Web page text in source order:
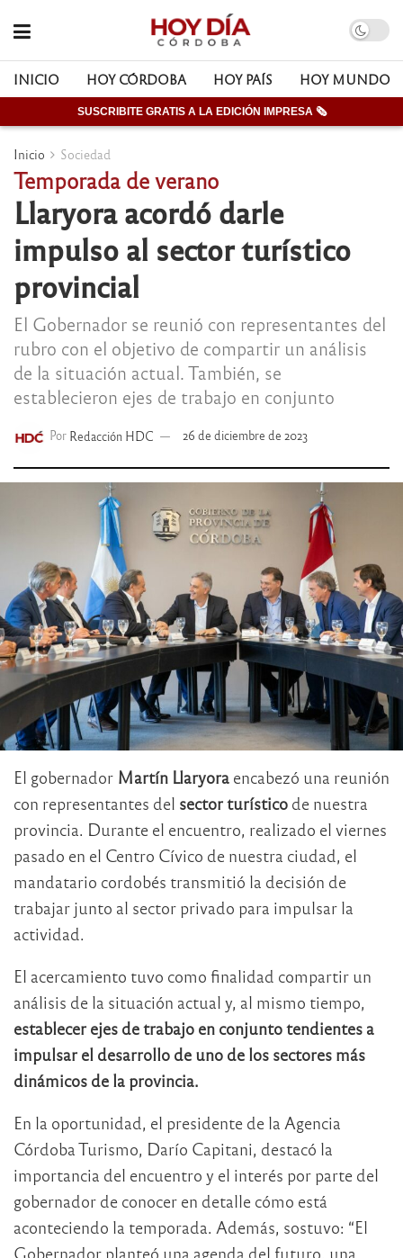
INICIO HOY CÓRDOBA HOY PAÍS HOY MUNDO
SUSCRIBITE GRATIS A LA EDICIÓN IMPRESA 🗞
Inicio Sociedad
Temporada de verano
Llaryora acordó darle
impulso al sector turístico
provincial
El Gobernador se reunió con representantes del
rubro con el objetivo de compartir un análisis
de la situación actual. También, se
establecieron ejes de trabajo en conjunto
Por Redacción HDC 26 de diciembre de 2023
El gobernador Martín Llaryora encabezó una reunión
con representantes del sector turístico de nuestra
provincia. Durante el encuentro, realizado el viernes
pasado en el Centro Cívico de nuestra ciudad, el
mandatario cordobés transmitió la decisión de
trabajar junto al sector privado para impulsar la
actividad.
El acercamiento tuvo como finalidad compartir un
análisis de la situación actual y, al mismo tiempo,
establecer ejes de trabajo en conjunto tendientes a
impulsar el desarrollo de uno de los sectores más
dinámicos de la provincia.
En la oportunidad, el presidente de la Agencia
Córdoba Turismo, Darío Capitani, destacó la
importancia del encuentro y el interés por parte del
gobernador de conocer en detalle cómo está
aconteciendo la temporada. Además, sostuvo: “El
Gobernador planteó una agenda del futuro, una